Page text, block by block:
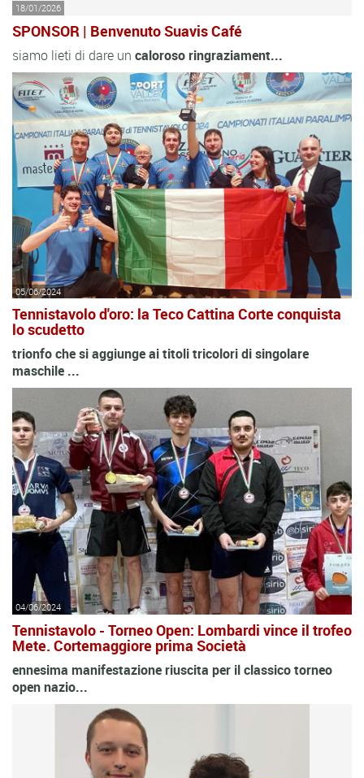
18/01/2026
SPONSOR | Benvenuto Suavis Café
siamo lieti di dare un calorosoringraziament...
05/06/2024
Tennistavolo d'oro: la Teco Cattina Corte conquista
lo scudetto
trionfo che si aggiunge ai titoli tricolori di singolare
maschile ...
04/06/2024
Tennistavolo - Torneo Open: Lombardi vince il trofeo
Mete. Cortemaggiore prima Società
ennesima manifestazione riuscita per il classico torneo
open nazio...